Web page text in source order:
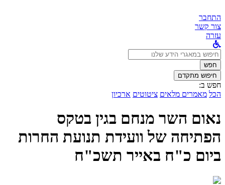
התחבר
צור קשר
עזרה
לחפש
ב:חפש
חיפוש מתקדם
חפש ב:
הכל מאמרים מלאים ציטוטים ארכיון
נאום השר מנחם בגין בטקס
הפתיחה של וועידת תנועת החרות
ביום כ"ח באייר תשכ"ח